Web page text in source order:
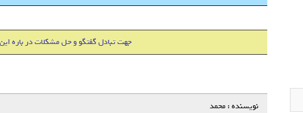
جهت تبادل گفتگو و حل مشکلات در باره
نویسنده : محمد